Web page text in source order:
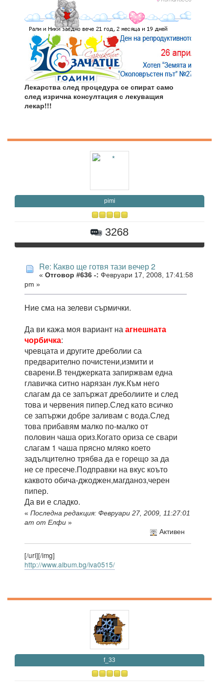
Лекарства след процедура се спират само
след изрична консултация с лекуващия
лекар!!!
pimi
3268
Re: Какво ще готвя тази вечер 2
« Отговор #636 -: Февруари 17, 2008, 17:41:58
pm »
Ние сма на зелеви сърмички.
Да ви кажа моя вариант наагнешната
чорбичка:
чревцата и другите дреболии са
предварително почистени,измити и
сварени.В тенджерката запиржвам една
главичка ситно нарязан лук.Към него
слагам да се запържат дреболиите и след
това и червения пипер.След като всичко
се запържи добре заливам с вода.След
това прибавям малко по-малко от
половин чаша ориз.Когато ориза се свари
слагам 1 чаша прясно мляко което
задълцително трябва да е горещо за да
не се пресече.Подправки на вкус коъто
каквото обича-джоджен,магданоз,черен
пипер.
Да ви е сладко.
« Последна редакция: Февруари 27, 2009, 11:27:01
am от Елфи »
Активен
[/url][/img]
http://www.album.bg/iva0515/
f_33